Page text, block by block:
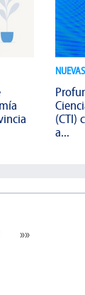
(CTI)
a...
»»